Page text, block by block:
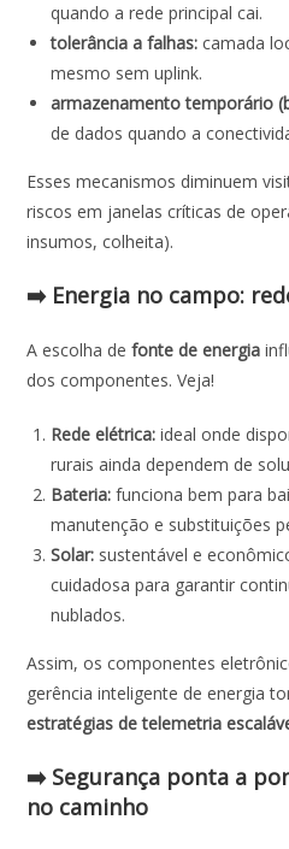
quando a rede principal cai.
tolerância a falhas: camada
mesmo sem uplink.
armazenamento temporário
de dados quando a
Esses mecanismos diminuem
riscos em janelas críticas de
insumos, colheita).
➡️ Energia no campo:
A escolha defonte de energia
dos componentes. Veja!
Rede elétrica: ideal onde
rurais ainda dependem de
Bateria: funciona bem para
manutenção e substituições
Solar: sustentável e
cuidadosa para garantir
nublados.
Assim, os componentes
gerência inteligente de energia
estratégias de telemetria
➡️ Segurança ponta a
no caminho